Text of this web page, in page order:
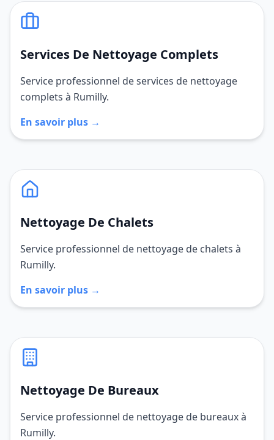
Services De Nettoyage Complets
Service professionnel de services de nettoyage
complets à Rumilly.
En savoir plus →
Nettoyage De Chalets
Service professionnel de nettoyage de chalets à
Rumilly.
En savoir plus →
Nettoyage De Bureaux
Service professionnel de nettoyage de bureaux à
Rumilly.